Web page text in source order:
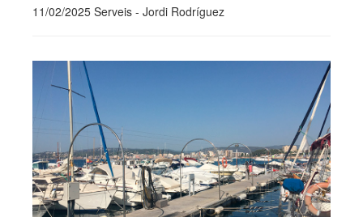
11/02/2025 Serveis - Jordi Rodríguez